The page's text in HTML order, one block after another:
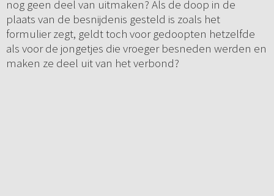
nog geen deel van uitmaken? Als de doop in de
plaats van de besnijdenis gesteld is zoals het
formulier zegt, geldt toch voor gedoopten hetzelfde
als voor de jongetjes die vroeger besneden werden en
maken ze deel uit van het verbond?